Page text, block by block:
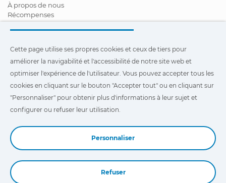
À propos de nous
Récompenses
Certifications
Responsabilité Sociale D'entreprise
Nouveautés
Vidéos
FAQ - Foire Aux Questions
Cette page utilise ses propres cookies et ceux de tiers pour
améliorer la navigabilité et l'accessibilité de notre site Web et
optimiser l'expérience de l'utilisateur. Vous pouvez cliquer sur
configurer ou refuser leur utilisation.
Cette page utilise ses propres cookies et ceux de tiers pour
améliorer la navigabilité et l'accessibilité de notre site web et
optimiser l'expérience de l'utilisateur. Vous pouvez accepter tous les
cookies en cliquant sur le bouton "Accepter tout" ou en cliquant sur
"Personnaliser" pour obtenir plus d'informations à leur sujet et
configurer ou refuser leur utilisation.
Personnaliser
Refuser